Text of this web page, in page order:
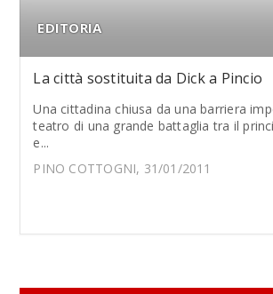
EDITORIA
La città sostituita da Dick a Pincio
Una cittadina chiusa da una barriera
teatro di una grande battaglia tra il
e...
PINO COTTOGNI, 31/01/2011